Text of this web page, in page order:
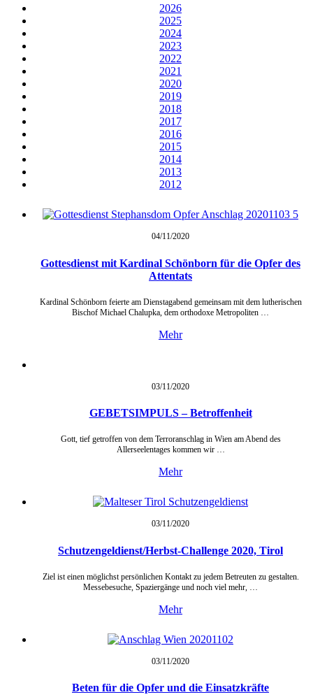
2026
2025
2024
2023
2022
2021
2020
2019
2018
2017
2016
2015
2014
2013
2012
04/11/2020
Gottesdienst mit Kardinal Schönborn für die Opfer des
Attentats
Kardinal Schönborn feierte am Dienstagabend gemeinsam mit dem lutherischen
Bischof Michael Chalupka, dem orthodoxe Metropoliten …
Mehr
03/11/2020
GEBETSIMPULS – Betroffenheit
Gott, tief getroffen von dem Terroranschlag in Wien am Abend des
Allerseelentages kommen wir …
Mehr
03/11/2020
Schutzengeldienst/Herbst-Challenge 2020, Tirol
Ziel ist einen möglichst persönlichen Kontakt zu jedem Betreuten zu gestalten.
Messebesuche, Spaziergänge und noch viel mehr, …
Mehr
03/11/2020
Beten für die Opfer und die Einsatzkräfte